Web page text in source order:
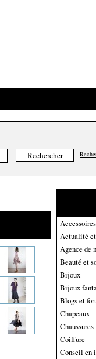
Actualité
Agence de
Beauté et
Bijoux
Bijoux
Blogs et
Chapeaux
Chaussures
Coiffure
Conseil en